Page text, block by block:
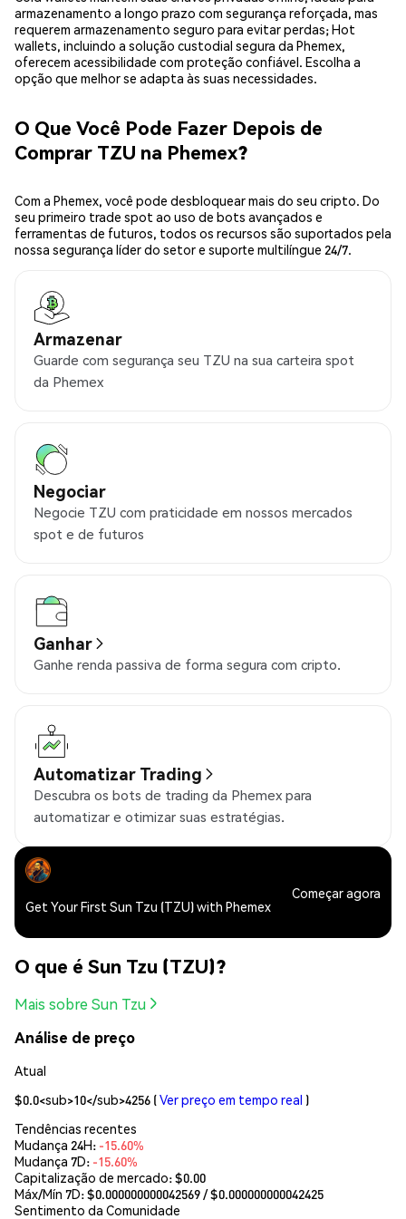
armazenamento a longo prazo com segurança reforçada, mas
requerem armazenamento seguro para evitar perdas; Hot
wallets, incluindo a solução custodial segura da Phemex,
oferecem acessibilidade com proteção confiável. Escolha a
opção que melhor se adapta às suas necessidades.
O Que Você Pode Fazer Depois de
Comprar TZU na Phemex?
Com a Phemex, você pode desbloquear mais do seu cripto. Do
seu primeiro trade spot ao uso de bots avançados e
ferramentas de futuros, todos os recursos são suportados pela
nossa segurança líder do setor e suporte multilíngue 24/7.
Armazenar
Guarde com segurança seu TZU na sua carteira spot
da Phemex
Negociar
Negocie TZU com praticidade em nossos mercados
spot e de futuros
Ganhar
Ganhe renda passiva de forma segura com cripto.
Automatizar Trading
Descubra os bots de trading da Phemex para
automatizar e otimizar suas estratégias.
Get Your First Sun Tzu (TZU) with Phemex
Começar agora
O que é Sun Tzu (TZU)?
Mais sobre Sun Tzu
Análise de preço
Atual
$0.0<sub>10</sub>4256 (Ver preço em tempo real )
Tendências recentes
Mudança 24H: -15.60%
Mudança 7D: -15.60%
Capitalização de mercado:$0.00
Máx/Mín 7D: $0.000000000042569 / $0.000000000042425
Sentimento da Comunidade